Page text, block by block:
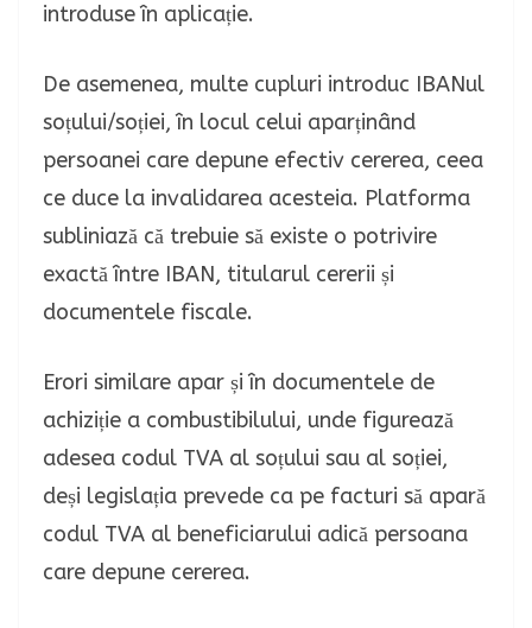
introduse în aplicație.
De asemenea, multe cupluri introduc IBANul
soțului/soției, în locul celui aparținând
persoanei care depune efectiv cererea, ceea
ce duce la invalidarea acesteia. Platforma
subliniază că trebuie să existe o potrivire
exactă între IBAN, titularul cererii și
documentele fiscale.
Erori similare apar și în documentele de
achiziție a combustibilului, unde figurează
adesea codul TVA al soțului sau al soției,
deși legislația prevede ca pe facturi să apară
codul TVA al beneficiarului adică persoana
care depune cererea.